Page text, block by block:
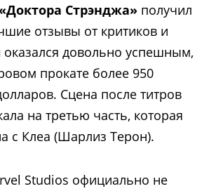
«Доктора Стрэнджа» получил
отзывы от критиков и
оказался довольно успешным,
прокате более 950
Сцена после титров
на третью часть, которая
с Клеа (Шарлиз Терон).
Studios официально не